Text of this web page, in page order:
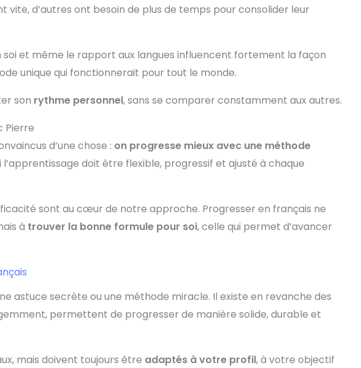
d’autres ont besoin de plus de temps pour consolider leur
soi et même le rapport aux langues influencent fortement la façon
unique qui fonctionnerait pour tout le monde.
son rythme personnel, sans se comparer constamment aux autres.
Pierre
d’une chose : on progresse mieux avec une méthode
l’apprentissage doit être flexible, progressif et ajusté à chaque
sont au cœur de notre approche. Progresser en français ne
à trouver la bonne formule pour soi, celle qui permet d’avancer
astuce secrète ou une méthode miracle. Il existe en revanche des
permettent de progresser de manière solide, durable et
mais doivent toujours être adaptés à votre profil, à votre objectif